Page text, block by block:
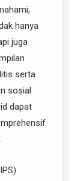
hanya
juga
serta
sosial
dapat